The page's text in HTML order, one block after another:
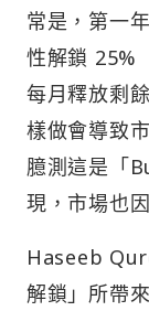
常是，第一
性解鎖 25%
每月釋放剩
樣做會導致
臆測這是「
現，市場也
Haseeb
解鎖」所帶